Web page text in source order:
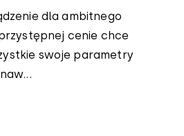
dla ambitnego
cenie chce
swoje parametry